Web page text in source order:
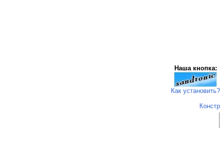
Наша кнопка:
Как установить?